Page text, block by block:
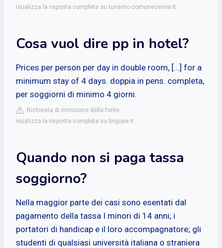
isualizza la risposta completa su turismo.comunecervia.it
Cosa vuol dire pp in hotel?
Prices per person per day in double room, [...] for a
minimum stay of 4 days. doppia in pens. completa,
per soggiorni di minimo 4 giorni.
Richiesta di rimozione della fonte
isualizza la risposta completa su linguee.it
Quando non si paga tassa
soggiorno?
Nella maggior parte dei casi sono esentati dal
pagamento della tassa I minori di 14 anni; i
portatori di handicap e il loro accompagnatore; gli
studenti di qualsiasi università italiana o straniera